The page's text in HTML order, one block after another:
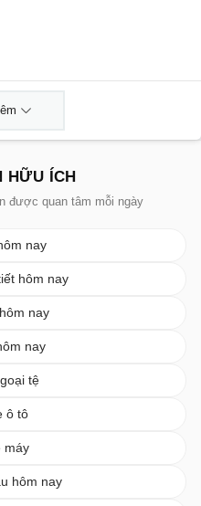
HỮU ÍCH
được quan tâm mỗi ngày
nay
hôm nay
nay
nay
tệ
ô tô
máy
hôm nay